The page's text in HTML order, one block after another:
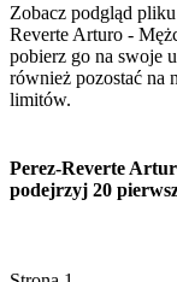
Zobacz podgląd
Reverte Arturo -
pobierz go na swoje
również pozostać na
limitów.
Perez-Reverte
podejrzyj 20